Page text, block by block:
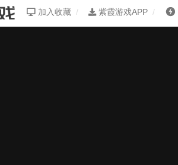
加入收藏 紫霞游戏APP